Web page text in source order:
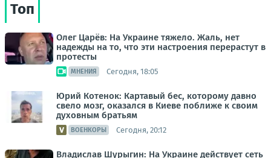
Топ
Олег Царёв: На Украине тяжело. Жаль, нет
надежды на то, что эти настроения перерастут в
протесты
МНЕНИЯ Сегодня, 18:05
Юрий Котенок: Картавый бес, которому давно
свело мозг, оказался в Киеве поближе к своим
духовным братьям
ВОЕНКОРЫ Сегодня, 20:12
Владислав Шурыгин: На Украине действует сеть